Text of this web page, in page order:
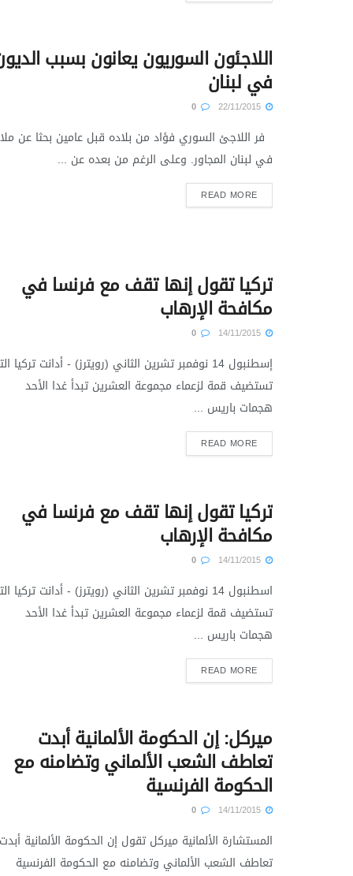
اللاجئون السوريون يعانون بسبب
في لبنان
فر اللاجئ السوري فؤاد من بلاده قبل عامين بحثا عن
في لبنان المجاور. وعلى الرغم من بعده عن ...
READ MORE
تركيا تقول إنها تقف مع فرنسا في
مكافحة الإرهاب
إسطنبول 14 نوفمبر تشرين الثاني (رويترز) - أدانت تركيا
تستضيف قمة لزعماء مجموعة العشرين تبدأ غدا الأحد
هجمات باريس ...
READ MORE
تركيا تقول إنها تقف مع فرنسا في
مكافحة الإرهاب
اسطنبول 14 نوفمبر تشرين الثاني (رويترز) - أدانت تركيا
تستضيف قمة لزعماء مجموعة العشرين تبدأ غدا الأحد
هجمات باريس ...
READ MORE
ميركل: إن الحكومة الألمانية أبدت
تعاطف الشعب الألماني وتضامنه مع
الحكومة الفرنسية
المستشارة الألمانية ميركل تقول إن الحكومة الألمانية أبدت
تعاطف الشعب الألماني وتضامنه مع الحكومة الفرنسية